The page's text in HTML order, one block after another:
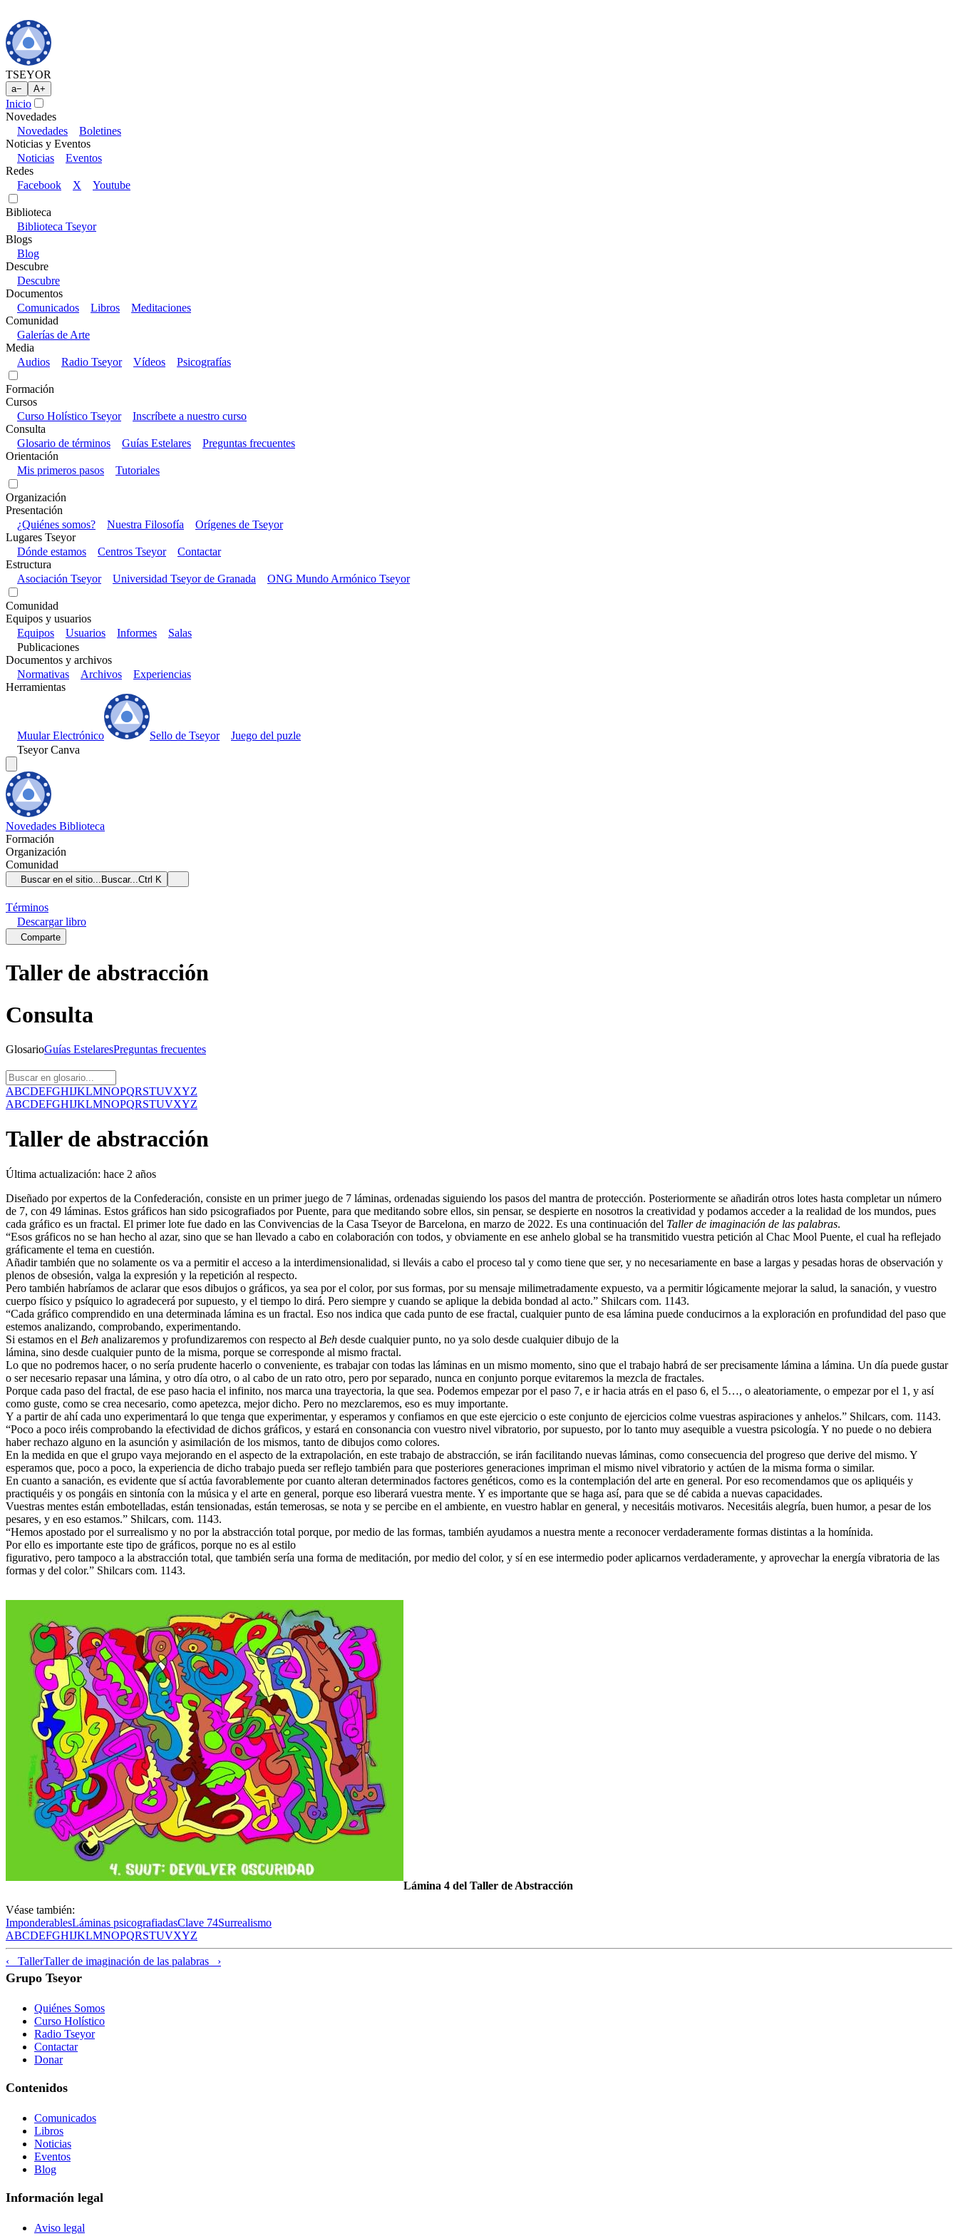
TSEYOR
a− A+
Inicio
Novedades
Novedades
Boletines
Noticias y Eventos
Noticias
Eventos
Redes
Facebook
X Youtube
Biblioteca
Biblioteca Tseyor
Blogs
Blog
Descubre
Descubre
Documentos
Comunicados
Libros
Meditaciones
Comunidad
Galerías de Arte
Media
Audios
Radio Tseyor Vídeos Psicografías
Formación
Cursos
Curso Holístico Tseyor
Inscríbete a nuestro curso
Consulta
Glosario de términos
Guías Estelares
Preguntas frecuentes
Orientación
Mis primeros pasos
Tutoriales
Organización
Presentación
¿Quiénes somos?
Nuestra Filosofía
Orígenes de Tseyor
Lugares Tseyor
Dónde estamos
Centros Tseyor
Contactar
Estructura
Asociación Tseyor
Universidad Tseyor de Granada ONG Mundo Armónico Tseyor
Comunidad
Equipos y usuarios
Equipos
Usuarios Informes
Salas
Publicaciones
Documentos y archivos
Normativas
Archivos
Experiencias
Herramientas
Muular Electrónico Sello de Tseyor
Juego del puzle
Tseyor Canva
Novedades Biblioteca
Formación
Organización
Comunidad
Buscar en el sitio... Buscar...Ctrl K
Términos
Descargarlibro
Comparte
Taller de abstracción
Consulta
GlosarioGuías EstelaresPreguntas frecuentes
ABCDEFGHIJKLMNOPQRSTUVXYZ
ABCDEFGHIJKLMNOPQRSTUVXYZ
Taller de abstracción
Última actualización: hace 2 años
Diseñado por expertos de la Confederación, consiste en un primer juego de 7 láminas, ordenadas siguiendo los pasos del mantra de protección. Posteriormente se añadirán otros lotes hasta completar un número
de 7, con 49 láminas. Estos gráficos han sido psicografiados por Puente, para que meditando sobre ellos, sin pensar, se despierte en nosotros la creatividad y podamos acceder a la realidad de los mundos, pues
cada gráfico es un fractal. El primer lote fue dado en las Convivencias de la Casa Tseyor de Barcelona, en marzo de 2022. Es una continuación del Taller de imaginación de las palabras.
“Esos gráficos no se han hecho al azar, sino que se han llevado a cabo en colaboración con todos, y obviamente en ese anhelo global se ha transmitido vuestra petición al Chac Mool Puente, el cual ha reflejado
gráficamente el tema en cuestión.
Añadir también que no solamente os va a permitir el acceso a la interdimensionalidad, si lleváis a cabo el proceso tal y como tiene que ser, y no necesariamente en base a largas y pesadas horas de observación y
plenos de obsesión, valga la expresión y la repetición al respecto.
Pero también habríamos de aclarar que esos dibujos o gráficos, ya sea por el color, por sus formas, por su mensaje milimetradamente expuesto, va a permitir lógicamente mejorar la salud, la sanación, y vuestro
cuerpo físico y psíquico lo agradecerá por supuesto, y el tiempo lo dirá. Pero siempre y cuando se aplique la debida bondad al acto.” Shilcars com. 1143.
“Cada gráfico comprendido en una determinada lámina es un fractal. Eso nos indica que cada punto de ese fractal, cualquier punto de esa lámina puede conducirnos a la exploración en profundidad del paso que
estemos analizando, comprobando, experimentando.
Si estamos en el Beh analizaremos y profundizaremos con respecto al Beh desde cualquier punto, no ya solo desde cualquier dibujo de la
lámina, sino desde cualquier punto de la misma, porque se corresponde al mismo fractal.
Lo que no podremos hacer, o no sería prudente hacerlo o conveniente, es trabajar con todas las láminas en un mismo momento, sino que el trabajo habrá de ser precisamente lámina a lámina. Un día puede gustar
o ser necesario repasar una lámina, y otro día otro, o al cabo de un rato otro, pero por separado, nunca en conjunto porque evitaremos la mezcla de fractales.
Porque cada paso del fractal, de ese paso hacia el infinito, nos marca una trayectoria, la que sea. Podemos empezar por el paso 7, e ir hacia atrás en el paso 6, el 5…, o aleatoriamente, o empezar por el 1, y así
como guste, como se crea necesario, como apetezca, mejor dicho. Pero no mezclaremos, eso es muy importante.
Y a partir de ahí cada uno experimentará lo que tenga que experimentar, y esperamos y confiamos en que este ejercicio o este conjunto de ejercicios colme vuestras aspiraciones y anhelos.” Shilcars, com. 1143.
“Poco a poco iréis comprobando la efectividad de dichos gráficos, y estará en consonancia con vuestro nivel vibratorio, por supuesto, por lo tanto muy asequible a vuestra psicología. Y no puede o no debiera
haber rechazo alguno en la asunción y asimilación de los mismos, tanto de dibujos como colores.
En la medida en que el grupo vaya mejorando en el aspecto de la extrapolación, en este trabajo de abstracción, se irán facilitando nuevas láminas, como consecuencia del progreso que derive del mismo. Y
esperamos que, poco a poco, la experiencia de dicho trabajo pueda ser reflejo también para que posteriores generaciones impriman el mismo nivel vibratorio y actúen de la misma forma o similar.
En cuanto a sanación, es evidente que sí actúa favorablemente por cuanto alteran determinados factores genéticos, como es la contemplación del arte en general. Por eso recomendamos que os apliquéis y
practiquéis y os pongáis en sintonía con la música y el arte en general, porque eso liberará vuestra mente. Y es importante que se haga así, para que se dé cabida a nuevas capacidades.
Vuestras mentes están embotelladas, están tensionadas, están temerosas, se nota y se percibe en el ambiente, en vuestro hablar en general, y necesitáis motivaros. Necesitáis alegría, buen humor, a pesar de los
pesares, y en eso estamos.” Shilcars, com. 1143.
“Hemos apostado por el surrealismo y no por la abstracción total porque, por medio de las formas, también ayudamos a nuestra mente a reconocer verdaderamente formas distintas a la homínida.
Por ello es importante este tipo de gráficos, porque no es al estilo
figurativo, pero tampoco a la abstracción total, que también sería una forma de meditación, por medio del color, y sí en ese intermedio poder aplicarnos verdaderamente, y aprovechar la energía vibratoria de las
formas y del color.” Shilcars com. 1143.
Lámina 4 del Taller de Abstracción
Véase también:
ImponderablesLáminas psicografiadasClave 74Surrealismo
ABCDEFGHIJKLMNOPQRSTUVXYZ
‹ TallerTaller de imaginación de las palabras ›
Grupo Tseyor
Quiénes Somos
Curso Holístico
Radio Tseyor
Contactar
Donar
Contenidos
Comunicados
Libros
Noticias
Eventos
Blog
Información legal
Aviso legal